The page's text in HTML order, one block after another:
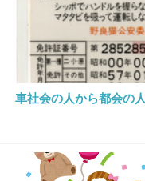
私基本的に鍵つけて
申請来てもシカトする
もうやってないんです
とか言う。
車社会の人から都会の